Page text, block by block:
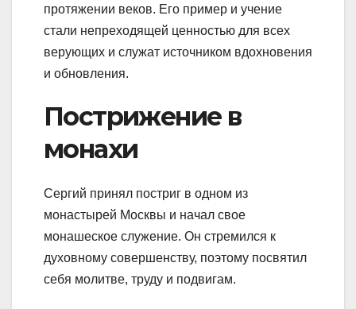
протяжении веков. Его пример и учение
стали непреходящей ценностью для всех
верующих и служат источником вдохновения
и обновления.
Пострижение в
монахи
Сергий принял постриг в одном из
монастырей Москвы и начал свое
монашеское служение. Он стремился к
духовному совершенству, поэтому посвятил
себя молитве, труду и подвигам.